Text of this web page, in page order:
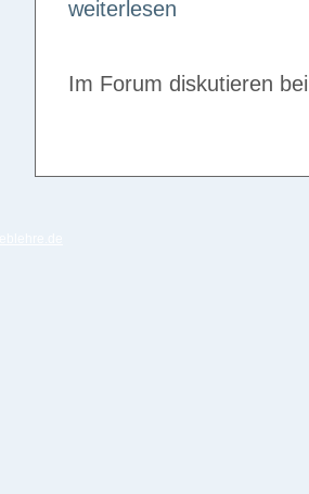
weiterlesen
Im Forum diskutieren